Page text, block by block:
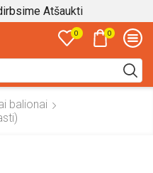
Atšaukti
0 0
balionai